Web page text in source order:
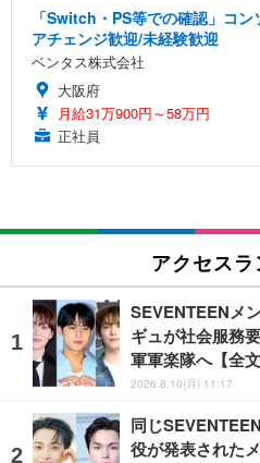
「Switch・PS等での確認」コ
アチェンジ歓迎/未経験歓迎
ベンタス株式会社
大阪府
月給31万900円～58万円
正社員
アクセスラ
SEVENTEENメ
ギュが社会服務
軍軍楽隊へ【全文
2026.8.10(月) 11:17
同じ
役が発表された